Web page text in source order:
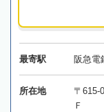
最寄駅 阪急電
所在地
〒615-
Ｆ